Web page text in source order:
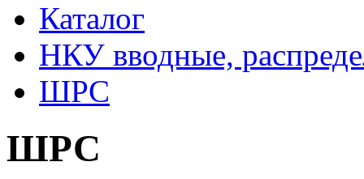
Каталог
НКУ вводные,
ШРС
ШРС